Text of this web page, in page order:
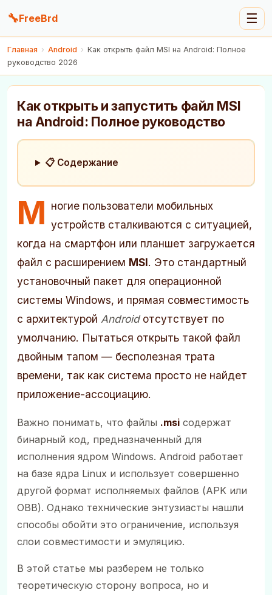
🔧FreeBrd ☰
Главная › Android › Как открыть файл MSI на Android: Полное
руководство 2026
Как открыть и запустить файл MSI
на Android: Полное руководство
📋 Содержание
М ногие пользователи мобильных
устройств сталкиваются с ситуацией,
когда на смартфон или планшет загружается
файл с расширением MSI. Это стандартный
установочный пакет для операционной
системы Windows, и прямая совместимость
с архитектурой Androidотсутствует по
умолчанию. Пытаться открыть такой файл
двойным тапом — бесполезная трата
времени, так как система просто не найдет
приложение-ассоциацию.
Важно понимать, что файлы .msi содержат
бинарный код, предназначенный для
исполнения ядром Windows. Android работает
на базе ядра Linux и использует совершенно
другой формат исполняемых файлов (APK или
OBB). Однако технические энтузиасты нашли
способы обойти это ограничение, используя
слои совместимости и эмуляцию.
В этой статье мы разберем не только
теоретическую сторону вопроса, но и